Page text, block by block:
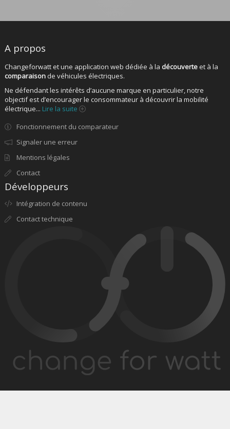
A propos
Changeforwatt et une application web dédiée à la découverteet à la
comparaisonde véhicules électriques.
Ne défendant les intérêts d’aucune marque en particulier, notre
objectif est d’encourager le consommateur à découvrir la mobilité
électrique... Lire la suite
Fonctionnement du comparateur
Signaler une erreur
Mentions légales
Contact
Développeurs
Intégration de contenu
Contact technique